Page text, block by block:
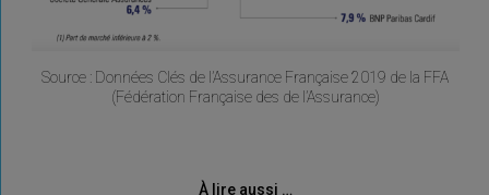
Source : Données Clés de l’Assurance Française 2019 de la FFA
(Fédération Française des de l’Assurance)
À lire aussi …